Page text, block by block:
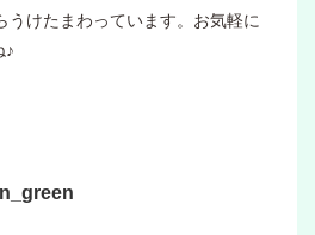
うけたまわっています。お気軽に
♪